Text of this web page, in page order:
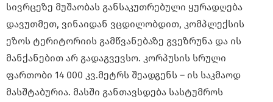
სივრცეზე მუშაობას განსაკუთრებული ყურადღება
დავუთმეთ, ვინაიდან ვცდილობდით, კომპლექსის
ეზოს ტერიტორიის გამწვანებაზე გვეზრუნა და ის
მანქანებით არ გადაგვევსო. კორპუსის სრული
ფართობი 14 000 კვ.მეტრს შეადგენს – ის საკმაოდ
მასშტაბურია. მასში განთავსდება სასტუმროს